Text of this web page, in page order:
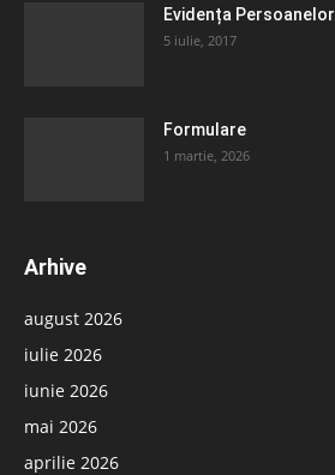
Evidența Persoanelor
5 iulie, 2017
Formulare
1 martie, 2026
Arhive
august 2026
iulie 2026
iunie 2026
mai 2026
aprilie 2026